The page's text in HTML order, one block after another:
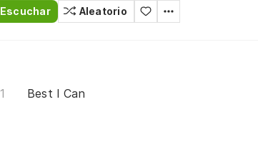
Escuchar Aleatorio
Best I Can